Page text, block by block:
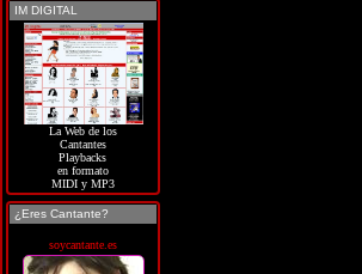
IM DIGITAL
La Web de los
Cantantes
Playbacks
en formato
MIDI y MP3
¿Eres Cantante?
soycantante.es